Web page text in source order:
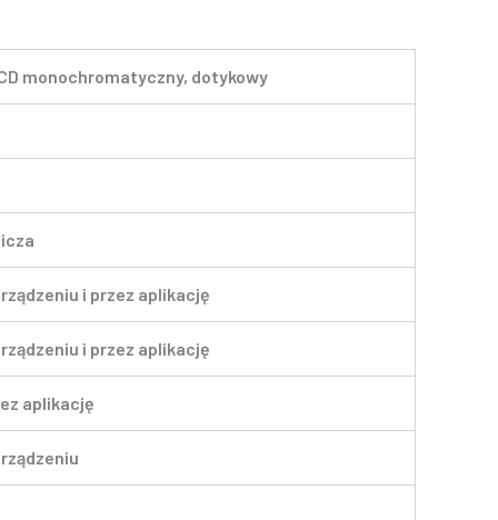
monochromatyczny, dotykowy
i przez aplikację
i przez aplikację
aplikację